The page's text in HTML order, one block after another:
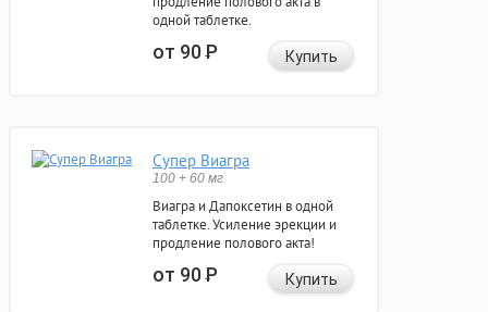
одной таблетке.
от 90Р Купить
Супер Виагра
100 + 60 мг
Виагра и Дапоксетин в одной
таблетке. Усиление эрекции и
продление полового акта!
от 90Р Купить